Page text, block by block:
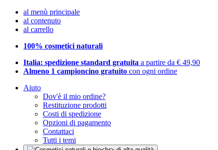
al menù principale
al contenuto
al carrello
100% cosmetici naturali
Italia: spedizione standard gratuita a partire da € 49,90
Almeno 1 campioncino gratuito con ogni ordine
Aiuto
Dov'è il mio ordine?
Restituzione prodotti
Costi di spedizione
Opzioni di pagamento
Contattaci
Tutti i temi